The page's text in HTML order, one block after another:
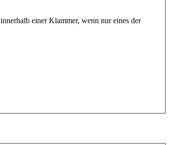
innerhalb einer Klammer, wenn nur eines der